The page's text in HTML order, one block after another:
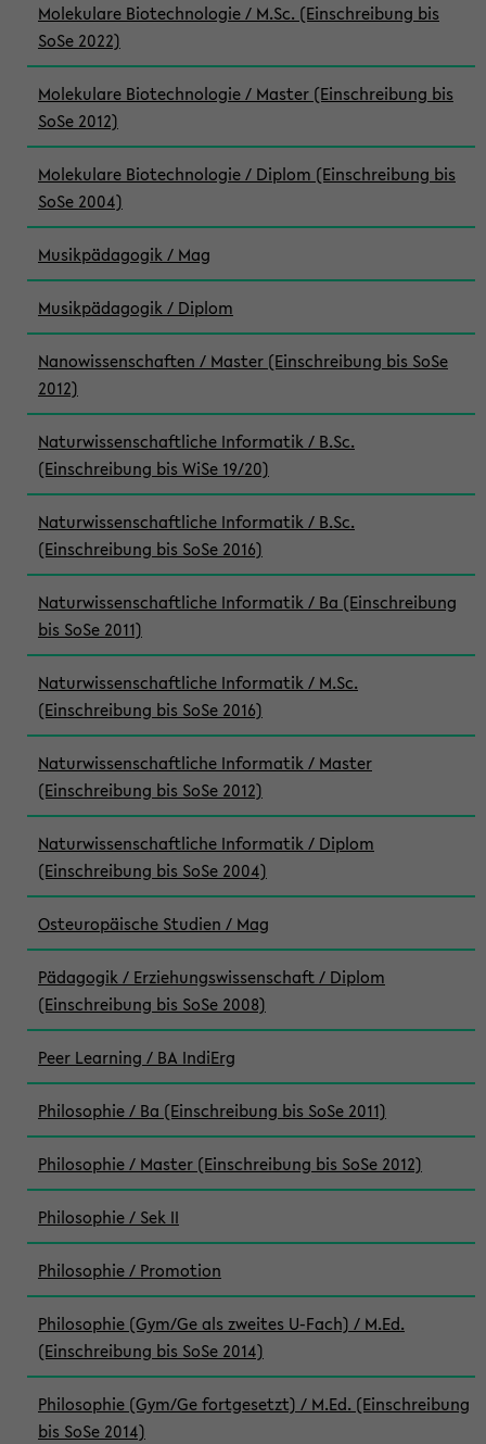
Molekulare Biotechnologie / M.Sc. (Einschreibung bis
SoSe 2022)
Molekulare Biotechnologie / Master (Einschreibung bis
SoSe 2012)
Molekulare Biotechnologie / Diplom (Einschreibung bis
SoSe 2004)
Musikpädagogik / Mag
Musikpädagogik / Diplom
Nanowissenschaften / Master (Einschreibung bis SoSe
2012)
Naturwissenschaftliche Informatik / B.Sc.
(Einschreibung bis WiSe 19/20)
Naturwissenschaftliche Informatik / B.Sc.
(Einschreibung bis SoSe 2016)
Naturwissenschaftliche Informatik / Ba (Einschreibung
bis SoSe 2011)
Naturwissenschaftliche Informatik / M.Sc.
(Einschreibung bis SoSe 2016)
Naturwissenschaftliche Informatik / Master
(Einschreibung bis SoSe 2012)
Naturwissenschaftliche Informatik / Diplom
(Einschreibung bis SoSe 2004)
Osteuropäische Studien / Mag
Pädagogik / Erziehungswissenschaft / Diplom
(Einschreibung bis SoSe 2008)
Peer Learning / BA IndiErg
Philosophie / Ba (Einschreibung bis SoSe 2011)
Philosophie / Master (Einschreibung bis SoSe 2012)
Philosophie / Sek II
Philosophie / Promotion
Philosophie (Gym/Ge als zweites U-Fach) / M.Ed.
(Einschreibung bis SoSe 2014)
Philosophie (Gym/Ge fortgesetzt) / M.Ed. (Einschreibung
bis SoSe 2014)